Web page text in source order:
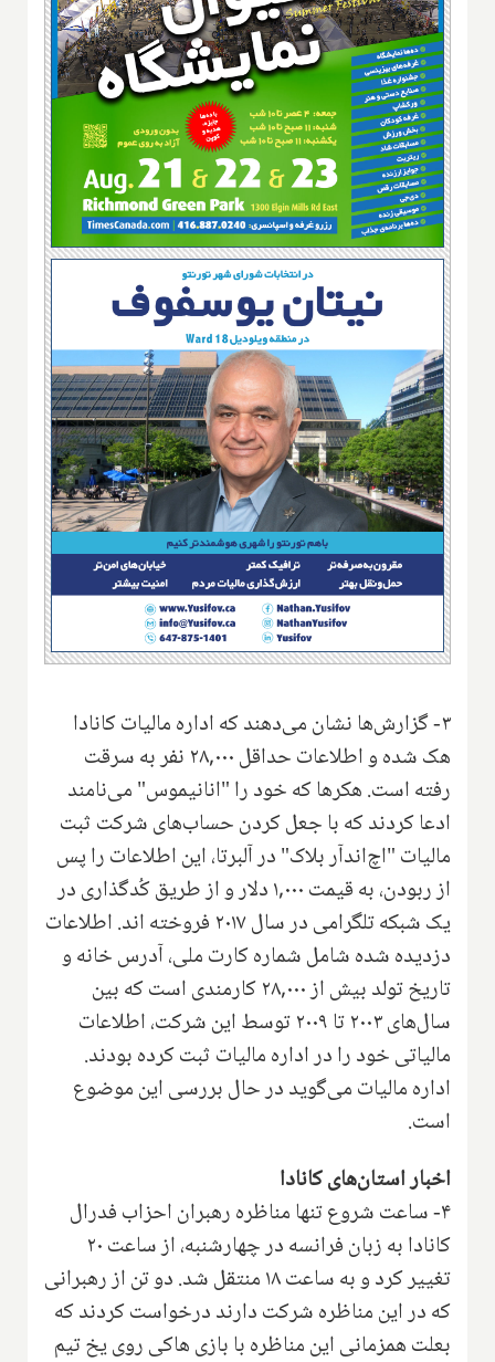
۳- گزارش‌ها نشان می‌دهند که اداره مالیات کانادا
هک شده و اطلاعات حداقل ۲۸,۰۰۰ نفر به سرقت
رفته است. هکرها که خود را "انانیموس" می‌نامند
ادعا کردند که با جعل کردن حساب‌های شرکت ثبت
مالیات "اچ‌اندآر بلاک" در آلبرتا، این اطلاعات را پس
از ربودن، به قیمت ۱,۰۰۰ دلار و از طریق کُدگذاری در
یک شبکه تلگرامی در سال ۲۰۱۷ فروخته اند. اطلاعات
دزدیده شده شامل شماره کارت ملی، آدرس خانه و
تاریخ تولد بیش از ۲۸,۰۰۰ کارمندی است که بین
سال‌های ۲۰۰۳ تا ۲۰۰۹ توسط این شرکت، اطلاعات
مالیاتی خود را در اداره مالیات ثبت کرده بودند.
اداره مالیات می‌گوید در حال بررسی این موضوع
است.
اخبار استان‌های کانادا
۴- ساعت شروع تنها مناظره رهبران احزاب فدرال
کانادا به زبان فرانسه در چهارشنبه، از ساعت ۲۰
تغییر کرد و به ساعت ۱۸ منتقل شد. دو تن از رهبرانی
که در این مناظره شرکت دارند درخواست کردند که
بعلت همزمانی این مناظره با بازی هاکی روی یخ تیم